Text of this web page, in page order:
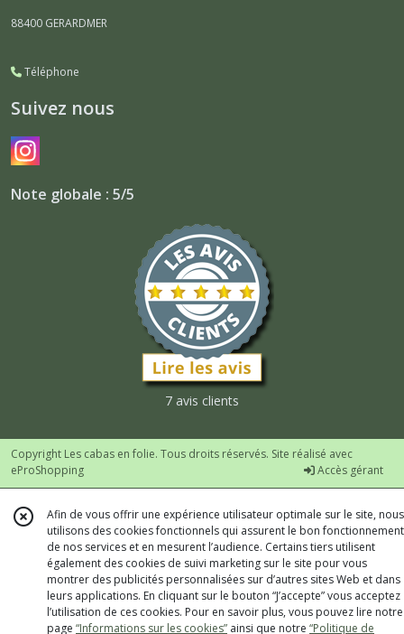
88400 GERARDMER
Téléphone
Suivez nous
Note globale : 5/5
7 avis clients
Copyright Les cabas en folie. Tous droits réservés. Site réalisé avec
eProShopping
Accès gérant
Afin de vous offrir une expérience utilisateur optimale sur le site, nous
utilisons des cookies fonctionnels qui assurent le bon fonctionnement
de nos services et en mesurent l’audience. Certains tiers utilisent
également des cookies de suivi marketing sur le site pour vous
montrer des publicités personnalisées sur d’autres sites Web et dans
leurs applications. En cliquant sur le bouton “J’accepte” vous acceptez
l’utilisation de ces cookies. Pour en savoir plus, vous pouvez lire notre
page “Informations sur les cookies” ainsi que notre “Politique de